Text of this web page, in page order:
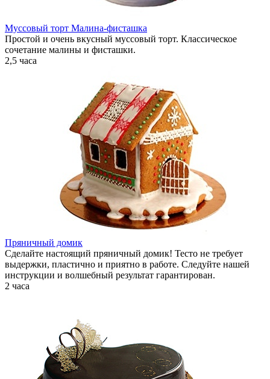
Муссовый торт Малина-фисташка
Простой и очень вкусный муссовый торт. Классическое
сочетание малины и фисташки.
2,5 часа
Пряничный домик
Сделайте настоящий пряничный домик! Тесто не требует
выдержки, пластично и приятно в работе. Следуйте нашей
инструкции и волшебный результат гарантирован.
2 часа